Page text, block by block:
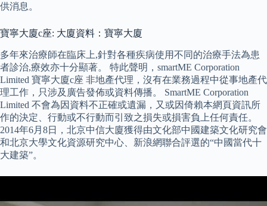
供消息。
寶寧大廈c座: 大廈資料：寶寧大廈
多年來治療師在臨床上,針對各種疾病使用不同的治療手法為患
者診治,療效亦十分顯著。 特此聲明，smartME Corporation
Limited 寶寧大廈c座 非地產代理，沒有在業務過程中從事地產代
理工作，只涉及廣告發佈或資料傳播。 SmartME Corporation
Limited 不會為因資料不正確或遺漏，又或因倚賴本網頁資訊所
作的決定、行動或不行動而引致之損失或損害負上任何責任。
2014年6月8日，北京中信大廈獲得由文化部中國建築文化研究會
和北京大學文化資源研究中心、新浪網聯合評選的“中國當代十
大建築”。